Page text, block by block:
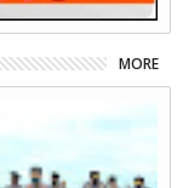
MORE